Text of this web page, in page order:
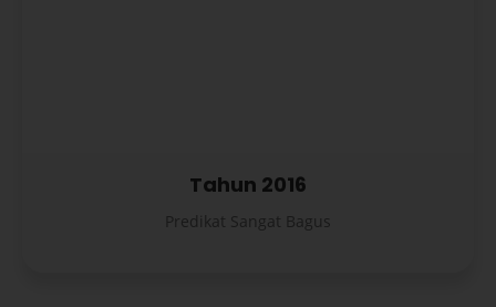
Tahun 2016
Predikat Sangat Bagus